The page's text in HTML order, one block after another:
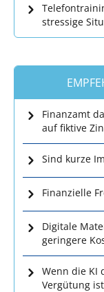
stressige
Finanzamt
auf fiktive
Sind kurze
Finanzielle
Digitale
geringere
Wenn die KI
Vergütung